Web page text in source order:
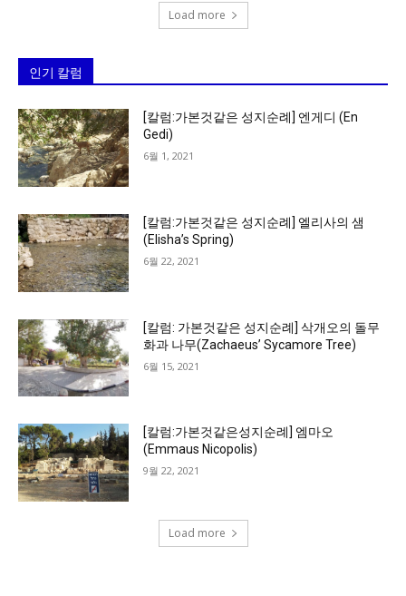
Load more
인기 칼럼
[칼럼:가본것같은 성지순례] 엔게디 (En
Gedi)
6월 1, 2021
[칼럼:가본것같은 성지순례] 엘리사의 샘
(Elisha’s Spring)
6월 22, 2021
[칼럼: 가본것같은 성지순례] 삭개오의 돌무
화과 나무(Zachaeus’ Sycamore Tree)
6월 15, 2021
[칼럼:가본것같은성지순례] 엠마오
(Emmaus Nicopolis)
9월 22, 2021
Load more